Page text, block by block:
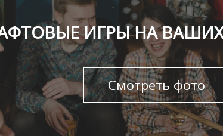
ИГРЫ НА
Смотреть фото